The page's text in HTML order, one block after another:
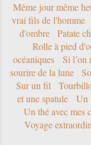
Même jour même
vrai fils de l'homme
d'ombre
Patate
Rolle à pied
océaniques
Si
sourire de la lune
Sur un fil
et une spatule
Un
Un thé avec mes
Voyage